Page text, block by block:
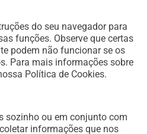
do seu navegador para
funções. Observe que certas
podem não funcionar se os
Para mais informações sobre
Política de Cookies.
sozinho ou em conjunto com
informações que nos